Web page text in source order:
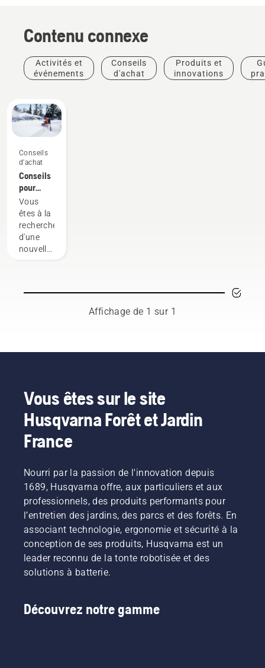
Contenu connexe
Activités et
événements
Conseils
d'achat
Produits et
innovations
Conseils
d'achat
Conseils
pour
l'achat
d'une
fraise à
neige
Vous
êtes à la
recherche
d'une
nouvelle
quelques
compte
Affichage de 1 sur 1
Vous êtes sur le site
Husqvarna Forêt et Jardin
France
Nourri par la passion de l'innovation depuis
1689, Husqvarna offre, aux particuliers et aux
professionnels, des produits performants pour
l’entretien des jardins, des parcs et des forêts. En
associant technologie, ergonomie et sécurité à la
conception de ses produits, Husqvarna est un
leader reconnu de la tonte robotisée et des
solutions à batterie.
Découvrez notre gamme